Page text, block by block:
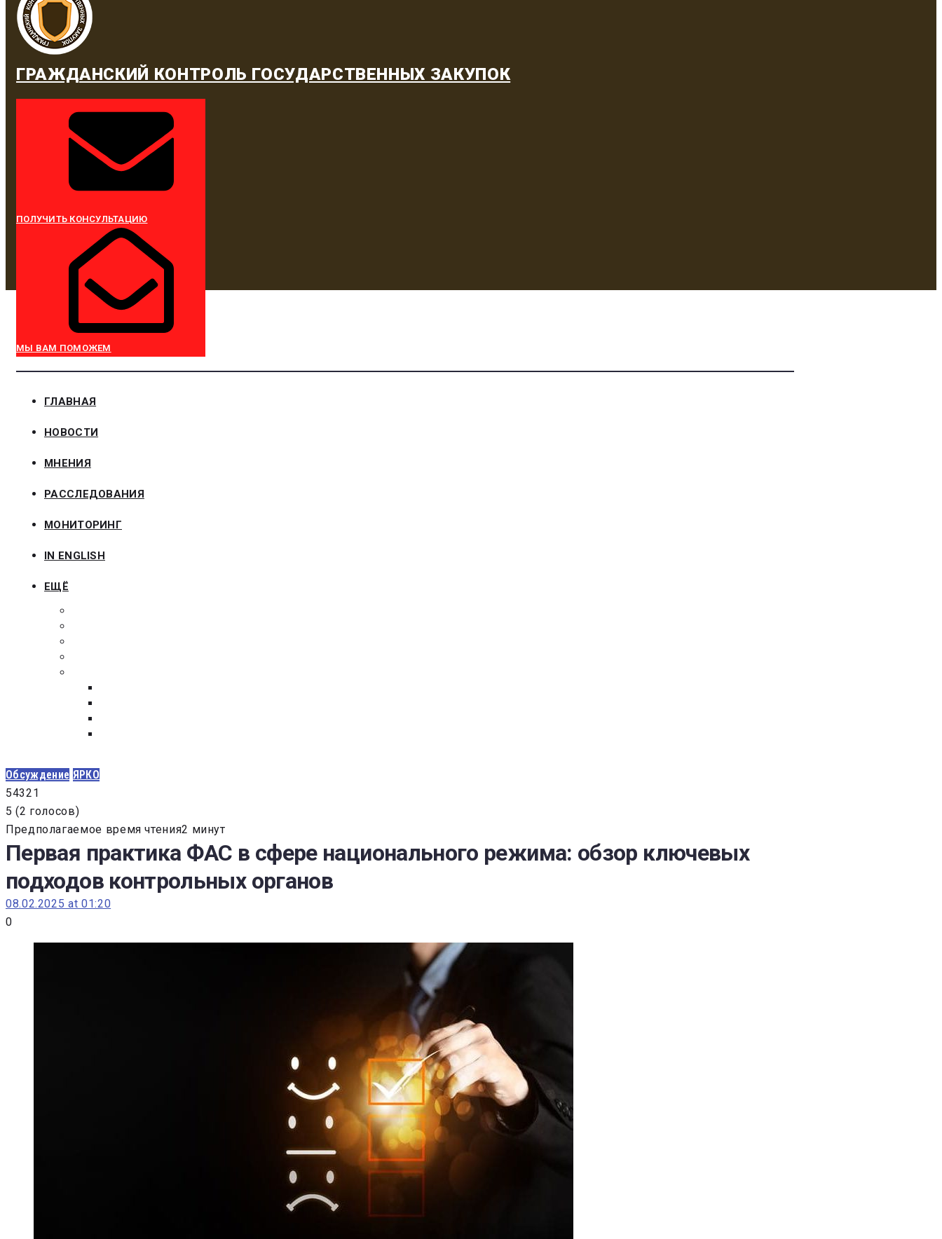
ГРАЖДАНСКИЙ КОНТРОЛЬ ГОСУДАРСТВЕННЫХ ЗАКУПОК
ПОЛУЧИТЬ КОНСУЛЬТАЦИЮ
МЫ ВАМ ПОМОЖЕМ
ГЛАВНАЯ
НОВОСТИ
МНЕНИЯ
РАССЛЕДОВАНИЯ
МОНИТОРИНГ
IN ENGLISH
ЕЩЁ
Обсуждение ЯРКО
54321
5 (2 голосов)
Предполагаемое время чтения2 минут
Первая практика ФАС в сфере национального режима: обзор ключевых
подходов контрольных органов
08.02.2025 at 01:20
0